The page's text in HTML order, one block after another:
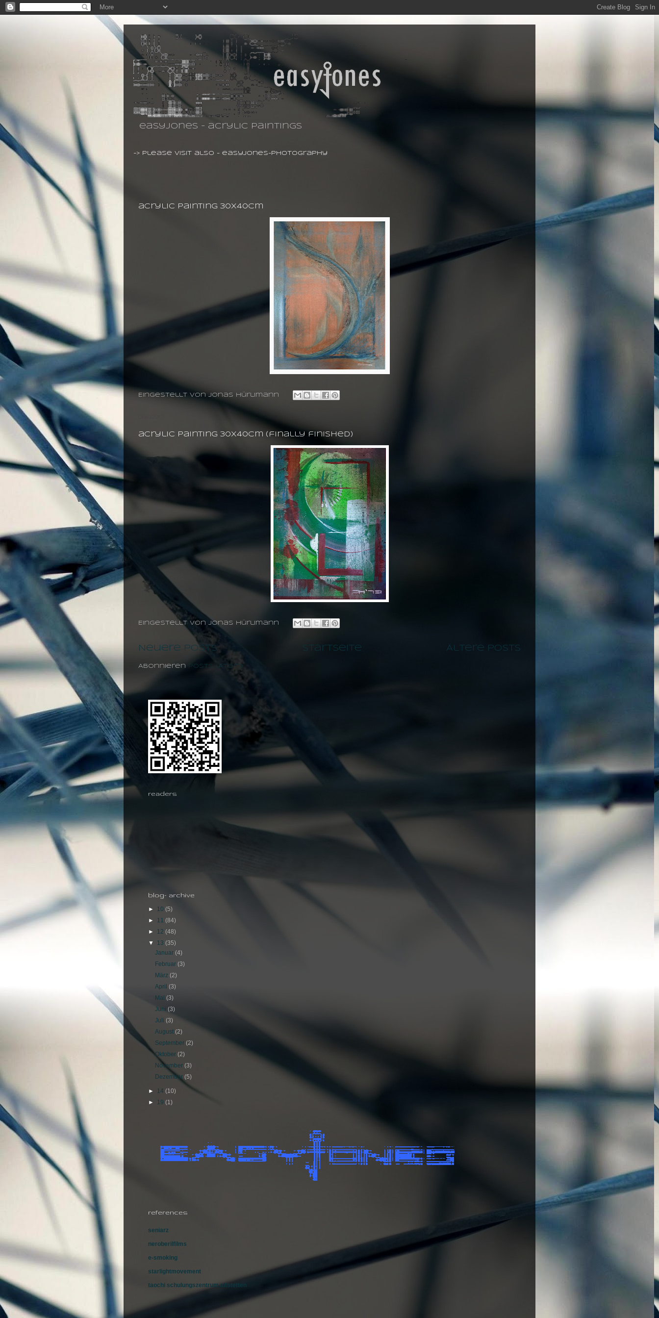
easyjones - acrylic paintings
-> please visit also - easyjones-photography
acrylic painting 30X40cm
Eingestellt von jonas hürlimann
acrylic painting 30X40cm (finally finished)
Eingestellt von jonas hürlimann
Neuere Posts Ältere Posts
Startseite
Abonnieren Posts (Atom)
readers
blog- archive
► 10 (5)
► 11 (84)
► 12 (48)
▼ 13 (35)
Januar(4)
Februar(3)
März(2)
April (3)
Mai(3)
Juni(3)
Juli(3)
August(2)
September(2)
Oktober(2)
November(3)
Dezember(5)
► 14 (10)
► 19 (1)
references
seniarz
neroberilfilms
e-smoking
starlightmovement
taochi schulungszentrum altstetten